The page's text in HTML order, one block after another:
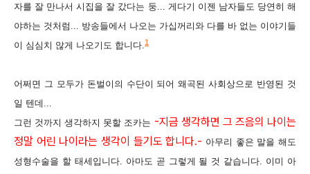
자를 잘 만나서 시집을 잘 갔다는 둥... 게다기 이젠 남자들도 당연히 해
야하는 것처럼... 방송들에서 나오는 가십꺼리와 다를 바 없는 이야기들
이 심심치 않게 나오기도 합니다. 1
어쩌면 그 모두가 돈벌이의 수단이 되어 왜곡된 사회상으로 반영된 것
일 텐데...
그런 것까지 생각하지 못할 조카는 -지금 생각하면 그 즈음의 나이는
정말 어린 나이라는 생각이 들기도 합니다.- 아무리 좋은 말을 해도
성형수술을 할 태세입니다. 아마도 곧 그렇게 될 것 같습니다. 이미 아